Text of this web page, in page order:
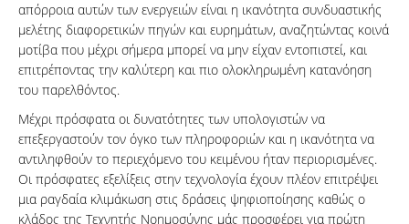
απόρροια αυτών των ενεργειών είναι η ικανότητα συνδυαστικής
μελέτης διαφορετικών πηγών και ευρημάτων, αναζητώντας κοινά
μοτίβα που μέχρι σήμερα μπορεί να μην είχαν εντοπιστεί, και
επιτρέποντας την καλύτερη και πιο ολοκληρωμένη κατανόηση
του παρελθόντος.
Μέχρι πρόσφατα οι δυνατότητες των υπολογιστών να
επεξεργαστούν τον όγκο των πληροφοριών και η ικανότητα να
αντιληφθούν το περιεχόμενο του κειμένου ήταν περιορισμένες.
Οι πρόσφατες εξελίξεις στην τεχνολογία έχουν πλέον επιτρέψει
μια ραγδαία κλιμάκωση στις δράσεις ψηφιοποίησης καθώς ο
κλάδος της Τεχνητής Νοημοσύνης μάς προσφέρει για πρώτη